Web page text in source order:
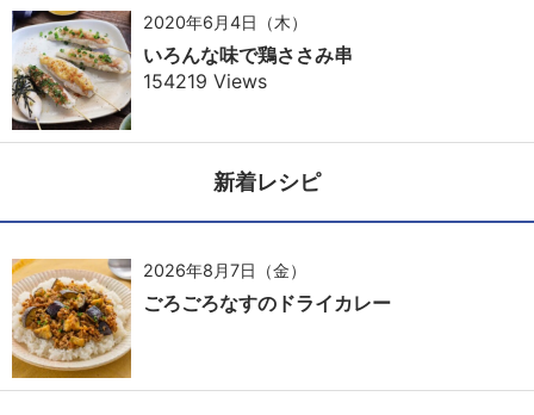
2020年6月4日（木）
いろんな味で鶏ささみ串
154219 Views
新着レシピ
2026年8月7日（金）
ごろごろなすのドライカレー